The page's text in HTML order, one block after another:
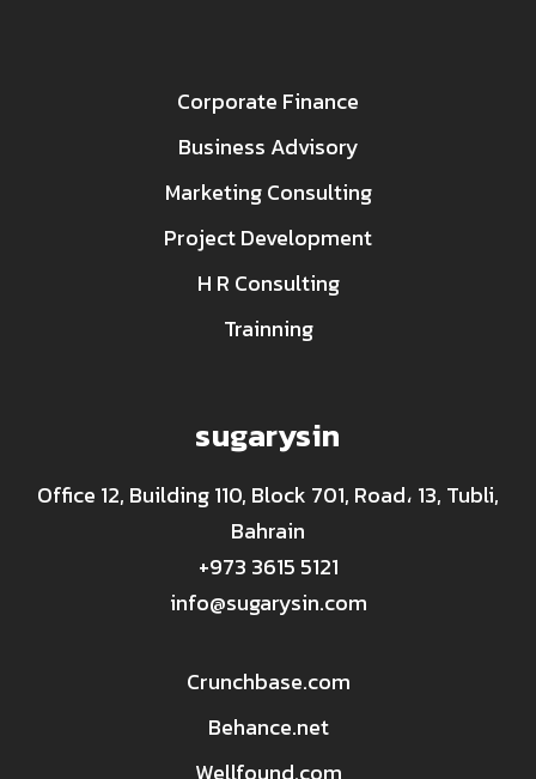
Corporate Finance
Business Advisory
Marketing Consulting
Project Development
H R Consulting
Trainning
sugarysin
Office 12, Building 110, Block 701, Road، 13, Tubli,
Bahrain
+973 3615 5121
info@sugarysin.com
Crunchbase.com
Behance.net
Wellfound.com